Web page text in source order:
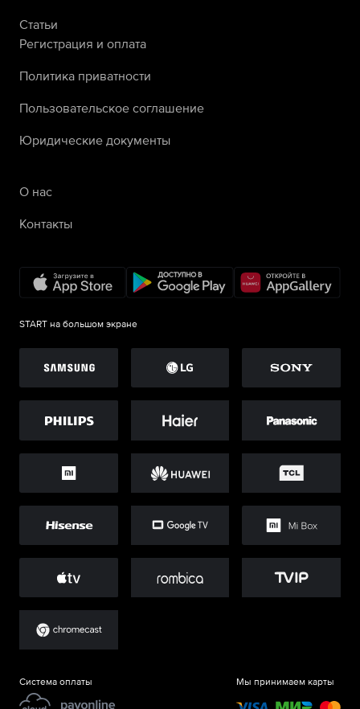
Статьи
Регистрация и оплата
Политика приватности
Пользовательское соглашение
Юридические документы
О нас
Контакты
START на большом экране
Система оплаты Мы принимаем карты